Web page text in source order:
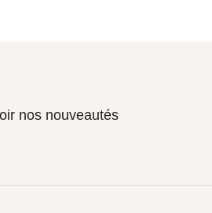
nos nouveautés